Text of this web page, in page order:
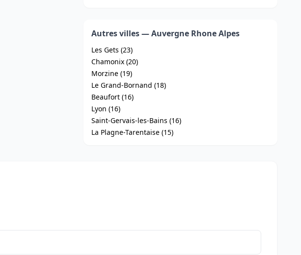
Autres villes — Auvergne Rhone Alpes
Les Gets (23)
Chamonix (20)
Morzine (19)
Le Grand-Bornand (18)
Beaufort (16)
Lyon (16)
Saint-Gervais-les-Bains (16)
La Plagne-Tarentaise (15)